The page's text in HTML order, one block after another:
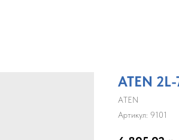
ATEN
ATEN
Артикул: 9101